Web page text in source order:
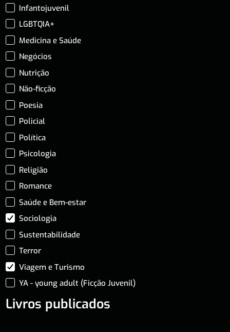
Infantojuvenil
LGBTQIA+
Medicina e Saúde
Negócios
Nutrição
Não-ficção
Poesia
Policial
Política
Psicologia
Religião
Romance
Saúde e Bem-estar
Sociologia
Sustentabilidade
Terror
Viagem e Turismo
YA - young adult (Ficção Juvenil)
Livros publicados